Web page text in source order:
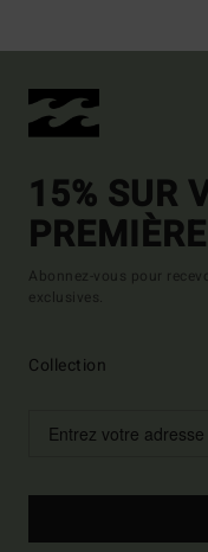
15% SUR
Abonnez-vous pour
exclusives.
Collection